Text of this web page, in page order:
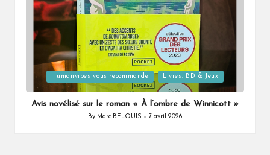
Posted
in
Humanvibes vous recommande Livres, BD & Jeux
Avis novélisé sur le roman « À l’ombre de Winnicott »
Posted
By Marc BELOUIS 7 avril 2026